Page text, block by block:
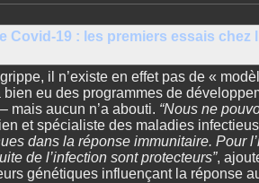
Covid-19 : les premiers essais chez
il n’existe en effet pas de «
eu des programmes de
mais aucun n’a abouti. “Nous ne
et spécialiste des maladies
dans la réponse immunitaire. Pour
de l’infection sont protecteurs”,
génétiques influençant la réponse